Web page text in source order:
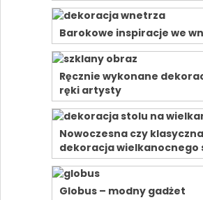
Barokowe inspiracje we
Ręcznie wykonane
ręki artysty
Nowoczesna czy klasyczna
dekoracja wielkanocnego
Globus – modny gadżet